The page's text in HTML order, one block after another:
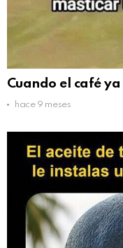
Cuando el café
hace 9 meses